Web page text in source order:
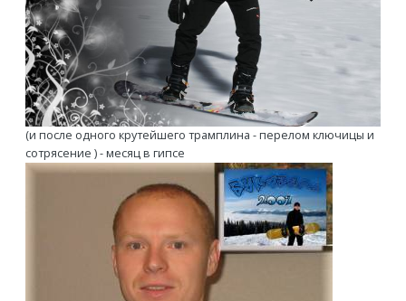
(и после одного крутейшего трамплина - перелом ключицы и
сотрясение ) - месяц в гипсе